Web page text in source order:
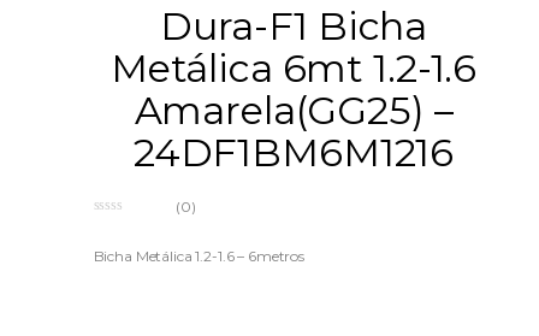
Dura-F1 Bicha
Metálica 6mt 1.2-1.6
Amarela(GG25) –
24DF1BM6M1216
u
(0)
Bicha Metálica 1.2-1.6 – 6metros